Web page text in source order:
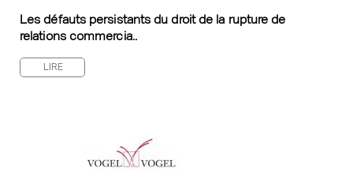
Les défauts persistants du droit de la rupture de
relations commercia..
LIRE